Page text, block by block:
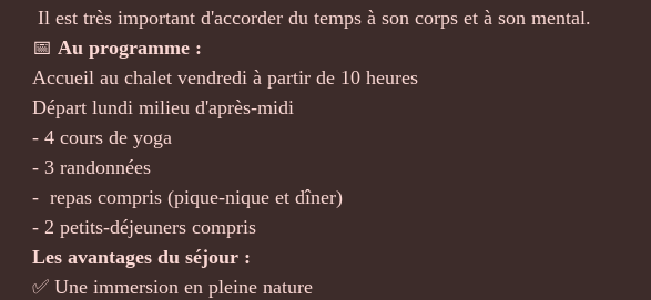
Il est très important d'accorder du temps à son corps et à son mental.
📅 Au programme :
Accueil au chalet vendredi à partir de 10 heures
Départ lundi milieu d'après-midi
- 4 cours de yoga
- 3 randonnées
-  repas compris (pique-nique et dîner)
- 2 petits-déjeuners compris
Les avantages du séjour :
✅ Une immersion en pleine nature